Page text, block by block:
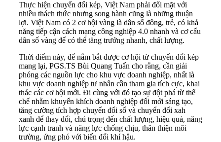
Thực hiện chuyển đổi kép, Việt Nam phải đối mặt với
nhiều thách thức nhưng song hành cũng là những thuận
lợi. Việt Nam có 2 cơ hội vàng là dân số đông, trẻ, có khả
năng tiếp cận cách mạng công nghiệp 4.0 nhanh và cơ cấu
dân số vàng để có thể tăng trưởng nhanh, chất lượng.
Thời điểm này, để nắm bắt được cơ hội từ chuyển đổi kép
mang lại, PGS.TS Bùi Quang Tuấn cho rằng, cần giải
phóng các nguồn lực cho khu vực doanh nghiệp, nhất là
khu vực doanh nghiệp tư nhân cần tham gia tích cực, khai
thác các cơ hội mới. Đi cùng với đó tạo sự đột phá từ thể
chế nhằm khuyến khích doanh nghiệp đổi mới sáng tạo,
tăng cường tích hợp chuyển đổi số và chuyển đổi xah
xanh để thay đổi, chú trọng đến chất lượng, hiệu quả, năng
lực cạnh tranh và năng lực chống chịu, thân thiện môi
trường, ứng phó với biến đổi khí hậu.